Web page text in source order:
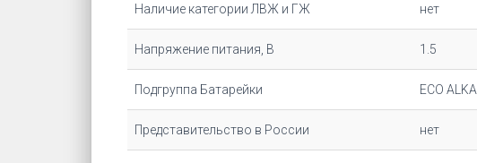
Наличие категории ЛВЖ и ГЖ нет
Напряжение питания, В 1.5
Подгруппа Батарейки ECO
Представительство в России нет